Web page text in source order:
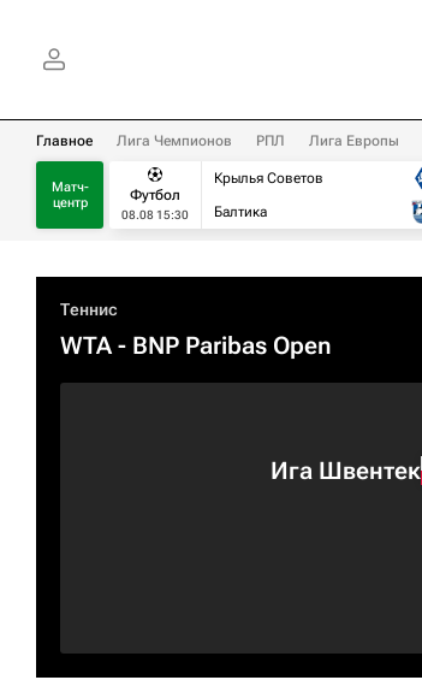
Главное Лига Чемпионов РПЛ Лига Европы
Матч-
центр
Футбол
08.08 15:30
Крылья Советов
Балтика
Теннис
WTA- BNP Paribas Open
Ига Швентек